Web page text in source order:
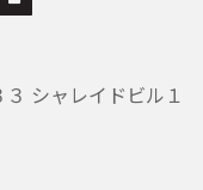
シャレイドビル１